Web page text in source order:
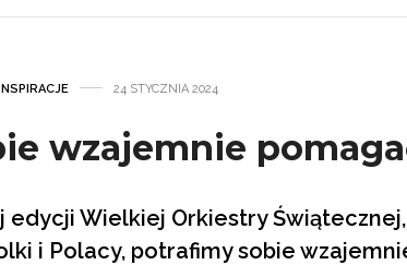
24 STYCZNIA 2024
wzajemnie
Wielkiej Orkiestry
i Polacy, potrafimy sobie